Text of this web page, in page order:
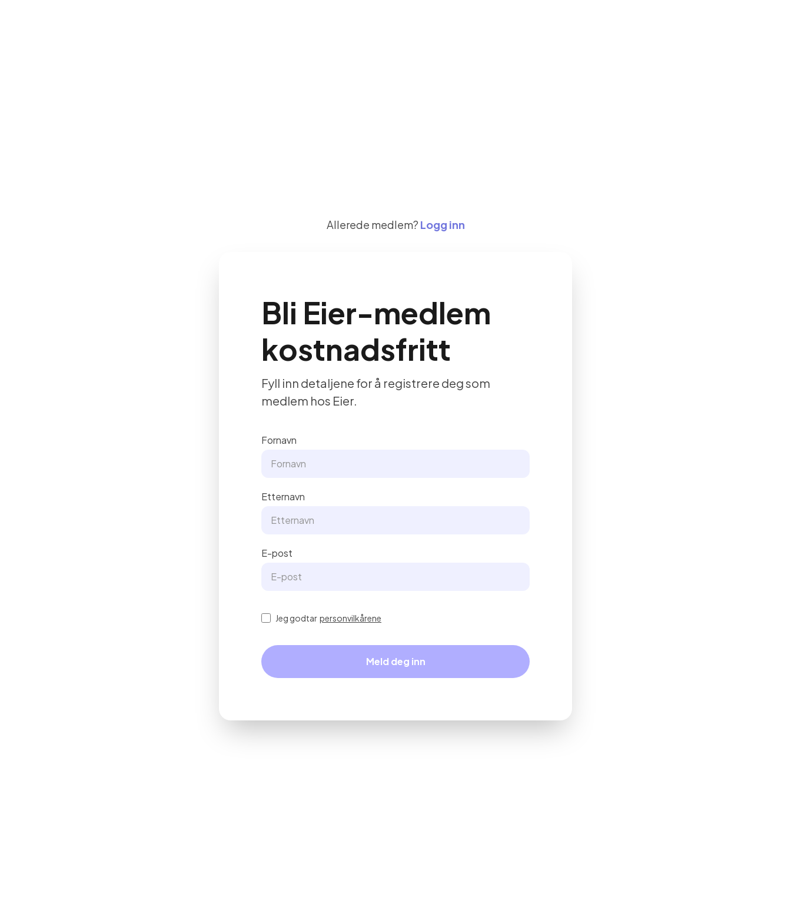
Allerede medlem? Logg inn
Bli Eier-medlem
kostnadsfritt
Fyll inn detaljene for å registrere deg som
medlem hos Eier.
Fornavn
Etternavn
E-post
Jeg godtar personvilkårene
Meld deg inn